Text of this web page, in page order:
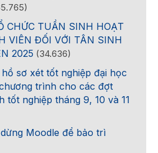
CHỨC TUẦN SINH HOẠT
VIÊN ĐỐI VỚI TÂN SINH
2025 (34.636)
sơ xét tốt nghiệp đại học
trình cho các đợt
tốt nghiệp tháng 9, 10 và 11
Moodle để bảo trì